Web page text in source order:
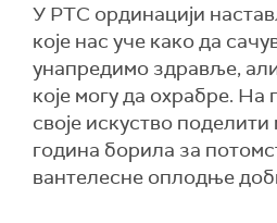
У РТС ординацији
које нас уче како да
унапредимо здравље,
које могу да охрабре. На
своје искуство поделити
година борила за
вантелесне оплодње